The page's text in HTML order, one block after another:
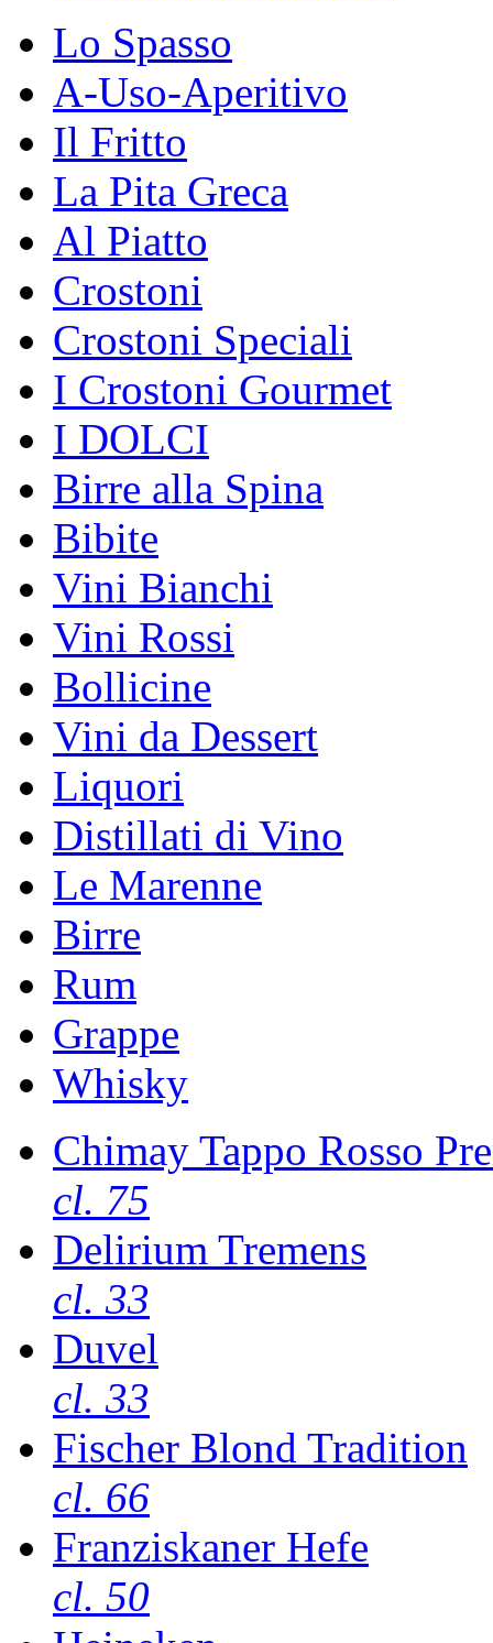
Lo Spasso
A-Uso-Aperitivo
Il Fritto
La Pita Greca
Al Piatto
Crostoni
Crostoni Speciali
I Crostoni Gourmet
I DOLCI
Birre alla Spina
Bibite
Vini Bianchi
Vini Rossi
Bollicine
Vini da Dessert
Liquori
Distillati di Vino
Le Marenne
Birre
Rum
Grappe
Whisky
Chimay Tappo Rosso
cl. 75
Delirium Tremens
cl. 33
Duvel
cl. 33
Fischer Blond Tradition
cl. 66
Franziskaner Hefe
cl. 50